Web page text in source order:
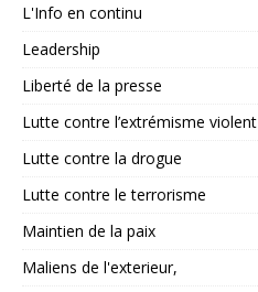
L'Info en continu
Leadership
Liberté de la presse
Lutte contre l’extrémisme violent
Lutte contre la drogue
Lutte contre le terrorisme
Maintien de la paix
Maliens de l'exterieur,